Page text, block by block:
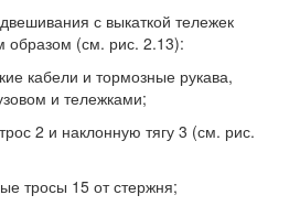
с выкаткой тележек
образом (см. рис. 2.13):
кабели и тормозные рукава,
и тележками;
2 и наклонную тягу 3 (см. рис.
тросы 15 от стержня;